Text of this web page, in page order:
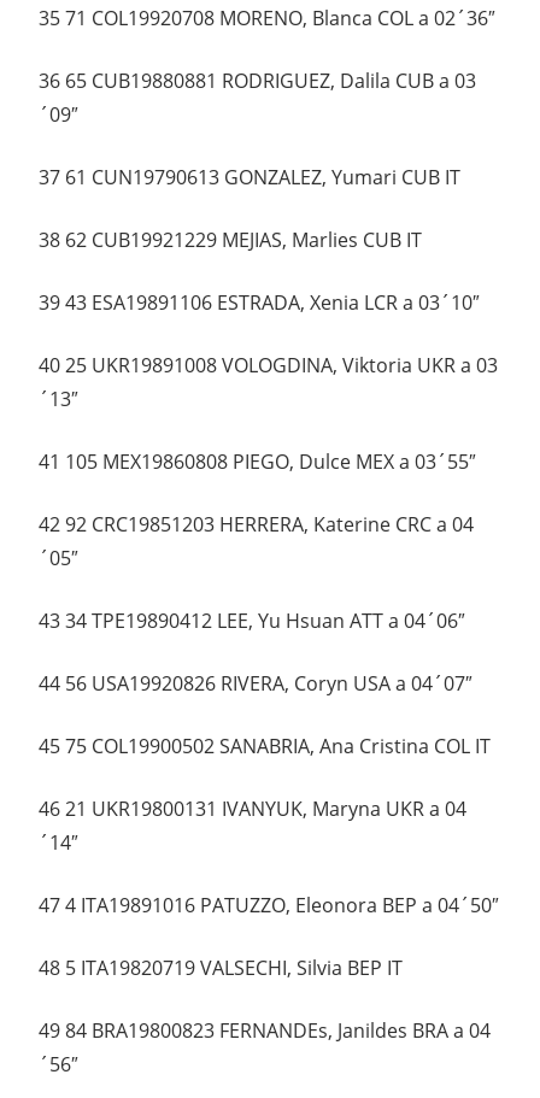
35 71 COL19920708 MORENO, Blanca COL a 02´36″
36 65 CUB19880881 RODRIGUEZ, Dalila CUB a 03
´09″
37 61 CUN19790613 GONZALEZ, Yumari CUB IT
38 62 CUB19921229 MEJIAS, Marlies CUB IT
39 43 ESA19891106 ESTRADA, Xenia LCR a 03´10″
40 25 UKR19891008 VOLOGDINA, Viktoria UKR a 03
´13″
41 105 MEX19860808 PIEGO, Dulce MEX a 03´55″
42 92 CRC19851203 HERRERA, Katerine CRC a 04
´05″
43 34 TPE19890412 LEE, Yu Hsuan ATT a 04´06″
44 56 USA19920826 RIVERA, Coryn USA a 04´07″
45 75 COL19900502 SANABRIA, Ana Cristina COL IT
46 21 UKR19800131 IVANYUK, Maryna UKR a 04
´14″
47 4 ITA19891016 PATUZZO, Eleonora BEP a 04´50″
48 5 ITA19820719 VALSECHI, Silvia BEP IT
49 84 BRA19800823 FERNANDEs, Janildes BRA a 04
´56″